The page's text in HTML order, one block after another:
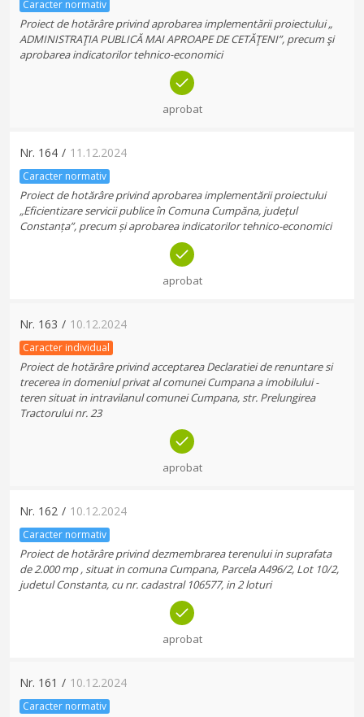
Caracter normativ
Proiect de hotărâre privind aprobarea implementării proiectului „
ADMINISTRAŢIA PUBLICĂ MAI APROAPE DE CETĂŢENI”, precum şi
aprobarea indicatorilor tehnico-economici
aprobat
Nr. 164 / 11.12.2024
Caracter normativ
Proiect de hotărâre privind aprobarea implementării proiectului
„Eficientizare servicii publice în Comuna Cumpăna, județul
Constanța”, precum și aprobarea indicatorilor tehnico-economici
aprobat
Nr. 163 / 10.12.2024
Caracter individual
Proiect de hotărâre privind acceptarea Declaratiei de renuntare si
trecerea in domeniul privat al comunei Cumpana a imobilului -
teren situat in intravilanul comunei Cumpana, str. Prelungirea
Tractorului nr. 23
aprobat
Nr. 162 / 10.12.2024
Caracter normativ
Proiect de hotărâre privind dezmembrarea terenului in suprafata
de 2.000 mp , situat in comuna Cumpana, Parcela A496/2, Lot 10/2,
judetul Constanta, cu nr. cadastral 106577, in 2 loturi
aprobat
Nr. 161 / 10.12.2024
Caracter normativ